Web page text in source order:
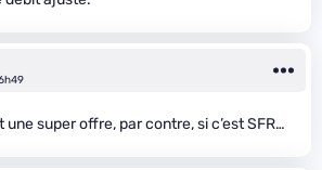
une super offre, par contre, si c’est SFR…